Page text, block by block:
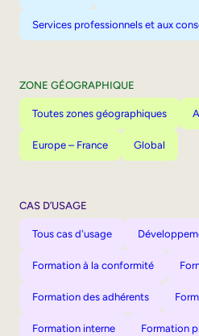
Services professionnels et aux
ZONE GÉOGRAPHIQUE
Toutes zones géographiques
Europe – France Global
CAS D’USAGE
Tous cas d'usage
Formation à la conformité
Formation des adhérents
Formation interne Formation